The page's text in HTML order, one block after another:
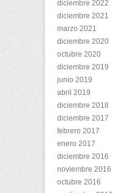
diciembre 2022
diciembre 2021
marzo 2021
diciembre 2020
octubre 2020
diciembre 2019
junio 2019
abril 2019
diciembre 2018
diciembre 2017
febrero 2017
enero 2017
diciembre 2016
noviembre 2016
octubre 2016